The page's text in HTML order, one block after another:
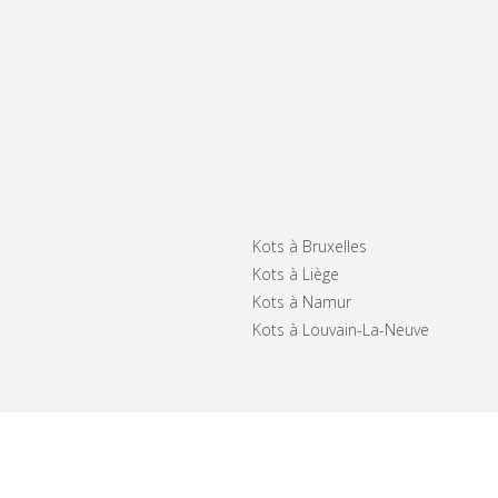
Kots à Bruxelles
Kots à Liège
Kots à Namur
Kots à Louvain-La-Neuve